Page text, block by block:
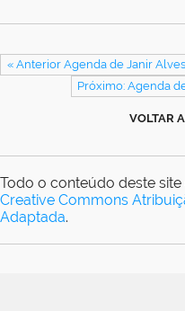
« Anterior Agenda de Janir
Próximo: Agenda
VOLTAR
Todo o conteúdo deste
Creative Commons
Adaptada.